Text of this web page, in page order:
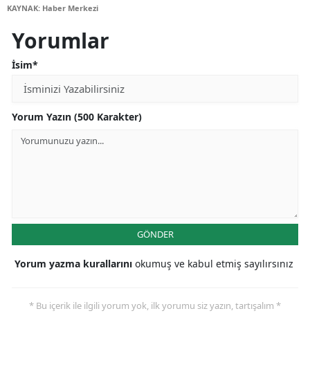
KAYNAK: Haber Merkezi
Yorumlar
İsim*
Yorum Yazın (500 Karakter)
GÖNDER
Yorum yazma kurallarını okumuş ve kabul etmiş sayılırsınız
* Bu içerik ile ilgili yorum yok, ilk yorumu siz yazın, tartışalım *